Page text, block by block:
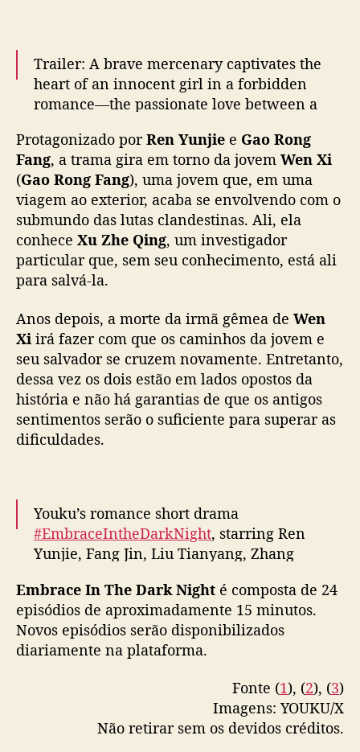
v
i
v
e
m
a
m
o
r
p
r
o
d
o
e
m
“
E
I
n
h
e
D
N
i
g
Trailer: A brave mercenary captivates the
heart of an innocent girl in a forbidden
romance—the passionate love between a
The brave mercenary#RenYunjieVS the
trophy#GaoRongfang. The two of them
repeatedly kissed and teased each other…
pic.twitter.com/6ArwUUmJom
— 优酷Youku (@YoukuOfficial)August 2,
2024
Protagonizado porRen Yunjie e Gao Rong
Fang, a trama gira em torno da jovem Wen Xi
(Gao Rong Fang), uma jovem que, em uma
viagem ao exterior, acaba se envolvendo com o
submundo das lutas clandestinas. Ali, ela
conhece Xu Zhe Qing, um investigador
particular que, sem seu conhecimento, está ali
para salvá-la.
Anos depois, a morte da irmã gêmea de Wen
Xi irá fazer com que os caminhos da jovem e
seu salvador se cruzem novamente. Entretanto,
dessa vez os dois estão em lados opostos da
história e não há garantias de que os antigos
sentimentos serão o suficiente para superar as
dificuldades.
Youku’s romance short drama
#EmbraceIntheDarkNight, starring Ren
Yunjie, Fang Jin, Liu Tianyang, Zhang
premieres today#我们在黑夜中相拥
pic.twitter.com/ZUtFfkx7dn
— cdrama tweets (@dramapotatoe)
Embrace In The Dark Night é composta de 24
episódios de aproximadamente 15 minutos.
Novos episódios serão disponibilizados
diariamente na plataforma.
Fonte (1), (2), (3)
Imagens: YOUKU/X
Não retirar sem os devidos créditos.